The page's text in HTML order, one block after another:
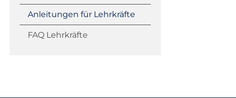
Anleitungen für Lehrkräfte
FAQ Lehrkräfte